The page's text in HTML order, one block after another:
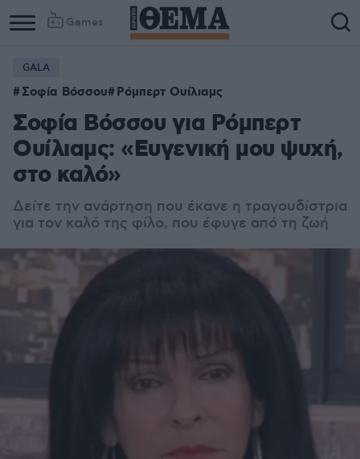
Games
GALA
Σοφία Βόσσου Ρόμπερτ Ουίλιαμς
Σοφία Βόσσου για Ρόμπερτ
Ουίλιαμς: «Ευγενική μου ψυχή,
στο καλό»
Δείτε την ανάρτηση που έκανε η τραγουδίστρια
για τον καλό της φίλο, που έφυγε από τη ζωή